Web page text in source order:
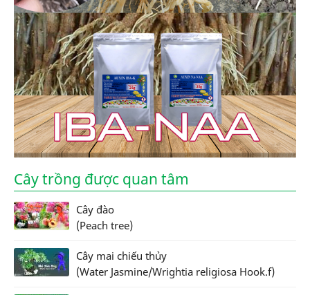
Cây trồng được quan tâm
Cây đào
(Peach tree)
Cây mai chiếu thủy
(Water Jasmine/Wrightia religiosa Hook.f)